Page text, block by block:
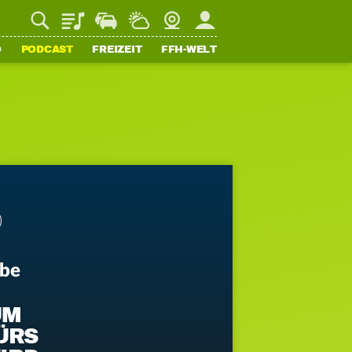
PlaylistStaupilotWetterWebcamMein FFH
PODCAST FREIZEIT FFH-WELT